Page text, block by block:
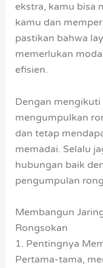
ekstra, kamu bisa
kamu dan
pastikan bahwa
memerlukan
efisien.
Dengan
mengumpulkan
dan tetap
memadai. Selalu
hubungan baik
pengumpulan
Membangun
Rongsokan
1. Pentingnya
Pertama-tama,